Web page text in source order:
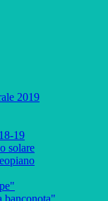
2019
19
solare